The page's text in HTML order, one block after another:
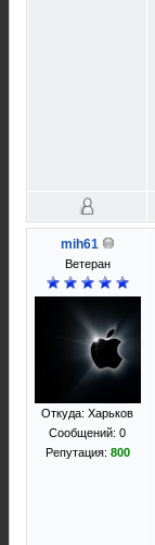
mih61
Ветеран
Откуда: Харьков
Сообщений: 0
Репутация: 800